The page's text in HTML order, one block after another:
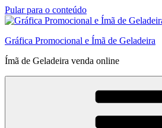
Pular para o conteúdo
Gráfica Promocional e Ímã de Geladeira
Ímã de Geladeira venda online